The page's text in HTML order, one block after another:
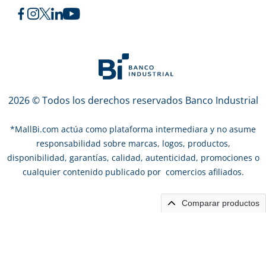
2026 © Todos los derechos reservados Banco Industrial
*MallBi.com actúa como plataforma intermediara y no asume
responsabilidad sobre marcas, logos, productos,
disponibilidad, garantías, calidad, autenticidad, promociones o
cualquier contenido publicado por comercios afiliados.
Comparar productos